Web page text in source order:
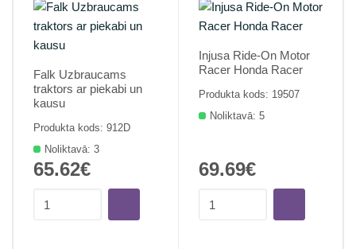
Falk Uzbraucams
traktors ar piekabi un
kausu
Produkta kods: 912D
Noliktavā: 3
65.62€
Injusa Ride-On Motor
Racer Honda Racer
Produkta kods: 19507
Noliktavā: 5
69.69€